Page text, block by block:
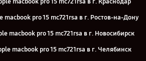
macbook pro 15 mc721rsa в г. Ростов-на-Дону
macbook pro 15 mc721rsa в г. Новосибирск
macbook pro 15 mc721rsa в г. Челябинск